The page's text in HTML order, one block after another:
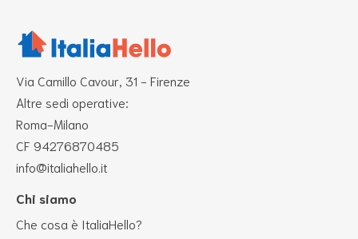
Via Camillo Cavour, 31 - Firenze
Altre sedi operative:
Roma-Milano
CF 94276870485
info@italiahello.it
Chi siamo
Che cosa è ItaliaHello?